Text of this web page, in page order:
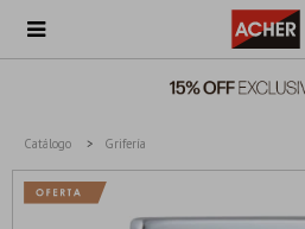

Catálogo Grifería